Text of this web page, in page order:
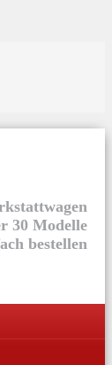
30 Modelle
bestellen